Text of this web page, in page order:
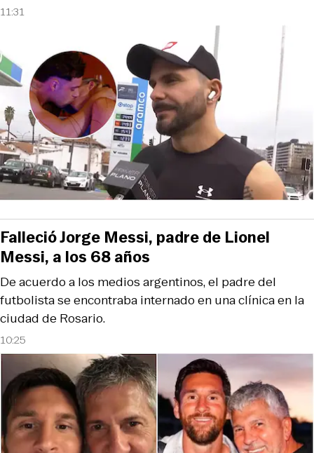
11:31
10:25
De acuerdo a los medios argentinos, el padre del
futbolista se encontraba internado en una clínica en la
ciudad de Rosario.
Falleció Jorge Messi, padre de Lionel
Messi, a los 68 años